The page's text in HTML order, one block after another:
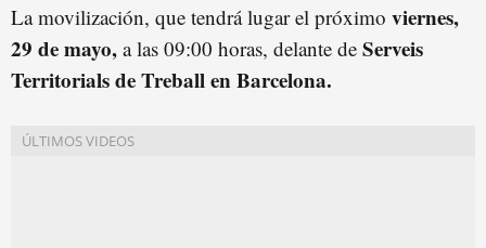
La movilización, que tendrá lugar el próximo viernes,
29 de mayo, a las 09:00 horas, delante de Serveis
Territorials de Treball en Barcelona.